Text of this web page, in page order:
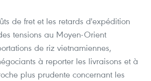
de fret et les retards d'expédition
tensions au Moyen-Orient
de riz vietnamiennes,
à reporter les livraisons et à
plus prudente concernant les